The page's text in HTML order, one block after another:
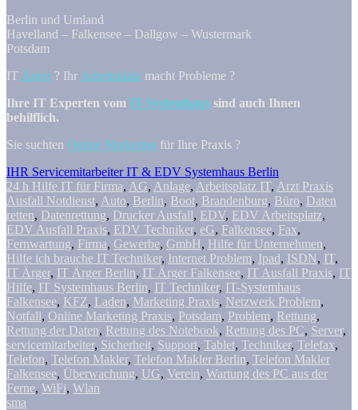
Berlin und Umland
Havelland – Falkensee – Dallgow – Wustermark
Potsdam
IT Ärger ? Ihr Arbeitsplatz macht Probleme ?
Ihre IT Experten vom IT-Systemhaus sind auch Ihnen
behilflich.
Sie suchten Online Marketing für Ihre Praxis ?
IHR Servicemitarbeiter IT & EDV Systemhaus Berlin
24 h Hilfe IT für Firma, AG, Anlage, Arbeitsplatz IT, Arzt Praxis
Ausfall Notdienst, Auto, Berlin, Boot, Brandenburg, Büro, Daten
retten, Datenrettung, Drucker Ausfall, EDV, EDV Arbeitsplatz,
EDV Ausfall Praxis, EDV Techniker, eG, Falkensee, Fax,
Fernwartung, Firma, Gewerbe, GmbH, Hilfe für Unternehmen,
Hilfe ich brauche IT Techniker, Internet Problem, Ipad, ISDN, IT,
IT Ärger, IT Ärger Berlin, IT Ärger Falkensee, IT Ausfall Praxis, IT
Hilfe, IT Systemhaus Berlin, IT Techniker, IT-Systemhaus
Falkensee, KFZ, Laden, Marketing Praxis, Netzwerk Problem,
Notfall, Online Marketing Praxis, Potsdam, Problem, Rettung,
Rettung der Daten, Rettung des Notebook, Rettung des PC, Server,
servicemitarbeiter, Sicherheit, Support, Tablet, Techniker, Telefax,
Telefon, Telefon Makler, Telefon Makler Berlin, Telefon Makler
Falkensee, Überwachung, UG, Verein, Wartung des PC aus der
Ferne, WiFi, Wlan
sma